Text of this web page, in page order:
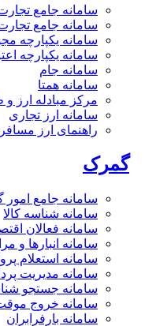
سامانه جامع
سامانه جامع
سامانه یکپارچه
سامانه یکپارچه
سامانه جام
سامانه همتا
مرکز مبادله ارز و
سامانه ارز تجاری
راهنمای ارز
گمرک
سامانه جامع
سامانه شناسه کالا
سامانه فعالان
سامانه انبارها و
سامانه استعلام
سامانه مدیریت
سامانه جستجو
سامانه خروج
سامانه بارفرابران